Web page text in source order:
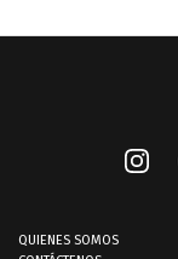
QUIENES SOMOS